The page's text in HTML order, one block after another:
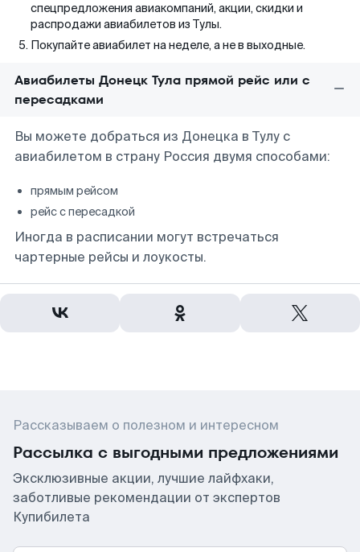
спецпредложения авиакомпаний, акции, скидки и
распродажи авиабилетов из Тулы.
Покупайте авиабилет на неделе, а не в выходные.
Авиабилеты Донецк Тула прямой рейс или с
пересадками
Вы можете добраться из Донецка в Тулу с
авиабилетом в страну Россия двумя способами:
прямым рейсом
рейс с пересадкой
Иногда в расписании могут встречаться
чартерные рейсы и лоукосты.
Рассказываем о полезном и интересном
Рассылка с выгодными предложениями
Эксклюзивные акции, лучшие лайфхаки,
заботливые рекомендации от экспертов
Купибилета